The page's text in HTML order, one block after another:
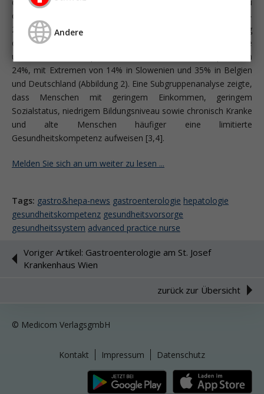
dieser Zeit über keine zufriedenstellende Health Literacy. 2019-
2021 wurde in 17 Staaten eine weitere Befragung
durchgeführt. Die Gesamtergebnisse zeigen eine
unzureichende oder problematische Gesundheitskompetenz in
24%, mit Extremen von 14% in Slowenien und 35% in Belgien
und Deutschland (Abbildung 2). Eine Subgruppenanalyse zeigte,
dass Menschen mit geringem Einkommen, geringem
Sozialstatus, niedrigem Bildungsniveau sowie chronisch Kranke
und alte Menschen häufiger eine limitierte
Gesundheitskompetenz aufweisen [3,4].
Melden Sie sich an um weiter zu lesen ...
Tags: gastro&hepa-news gastroenterologie hepatologie
gesundheitskompetenz gesundheitsvorsorge
gesundheitssystem advanced practice nurse
Voriger Artikel: Gastroenterologie am St. Josef
Krankenhaus Wien
zurück zur Übersicht
© Medicom VerlagsgmbH
Kontakt Impressum Datenschutz
Andere